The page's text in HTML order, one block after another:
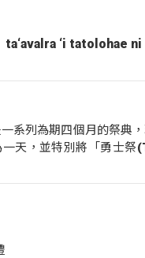
ta‘avalra ‘i tatolohae
系列為期四個月的祭典
天，並特別將「勇士祭